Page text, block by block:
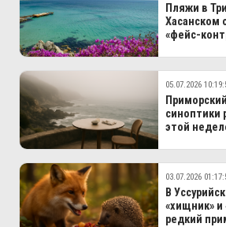
Пляжи в
Хасанском
05.07.2026
синоптики
этой
03.07.2026
В
«хищник» и
редкий